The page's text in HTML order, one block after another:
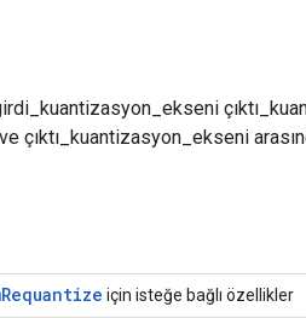
çıktı_kuantizasyon_ekseni
Requantize için isteğe bağlı özellikler